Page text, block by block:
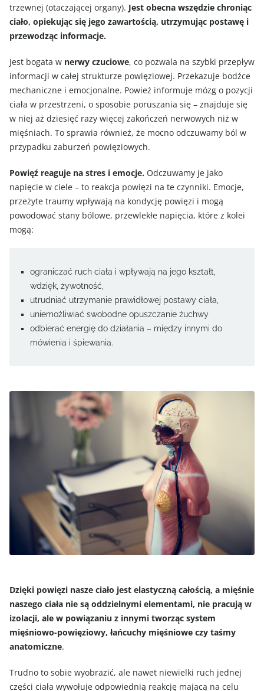
trzewnej (otaczającej organy). Jest obecna wszędzie chroniąc
ciało, opiekując się jego zawartością, utrzymując postawę i
przewodząc informacje.
Jest bogata w nerwy czuciowe, co pozwala na szybki przepływ
informacji w całej strukturze powięziowej. Przekazuje bodźce
mechaniczne i emocjonalne. Powieź informuje mózg o pozycji
ciała w przestrzeni, o sposobie poruszania się – znajduje się
w niej aż dziesięć razy więcej zakończeń nerwowych niż w
mięśniach. To sprawia również, że mocno odczuwamy ból w
przypadku zaburzeń powięziowych.
Powięź reaguje na stres i emocje. Odczuwamy je jako
napięcie w ciele – to reakcja powięzi na te czynniki. Emocje,
przeżyte traumy wpływają na kondycję powięzi i mogą
powodować stany bólowe, przewlekłe napięcia, które z kolei
mogą:
ograniczać ruch ciała i wpływają na jego kształt,
wdzięk, żywotność,
utrudniać utrzymanie prawidłowej postawy ciała,
uniemożliwiać swobodne opuszczanie żuchwy
odbierać energię do działania – między innymi do
mówienia i śpiewania.
Dzięki powięzi nasze ciało jest elastyczną całością, a mięśnie
naszego ciała nie są oddzielnymi elementami, nie pracują w
izolacji, ale w powiązaniu z innymi tworząc system
mięśniowo-powięziowy, łańcuchy mięśniowe czy taśmy
anatomiczne.
Trudno to sobie wyobrazić, ale nawet niewielki ruch jednej
części ciała wywołuje odpowiednią reakcję mającą na celu